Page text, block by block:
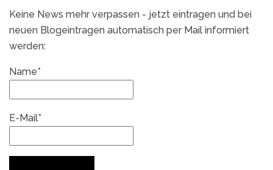
Keine News mehr verpassen - jetzt eintragen und bei
neuen Blogeintragen automatisch per Mail informiert
werden:
Name*
E-Mail*